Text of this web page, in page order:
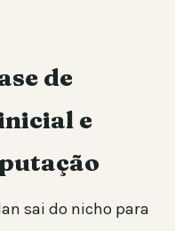
de
e
sai do nicho para